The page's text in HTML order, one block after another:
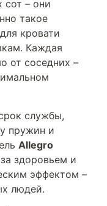
сот – они
такое
кровати
Каждая
от соседних –
службы,
пружин и
Allegro
здоровьем и
эффектом –
людей.